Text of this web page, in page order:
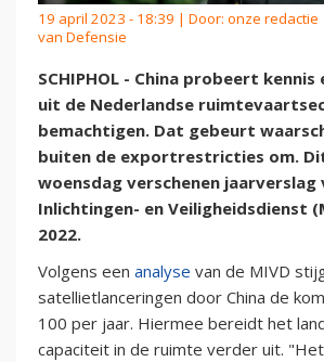
19 april 2023 - 18:39 | Door: onze redactie
van Defensie
SCHIPHOL - China probeert
uit de Nederlandse
bemachtigen. Dat gebeurt
buiten de exportrestricties om.
woensdag verschenen
Inlichtingen- en Veiligheidsdienst
2022.
Volgens een analyse van de MIVD
satellietlanceringen door China de
100 per jaar. Hiermee bereidt het
capaciteit in de ruimte verder uit.